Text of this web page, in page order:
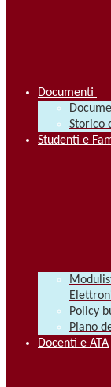
Documenti
Storico
Studenti e
Policy
Piano
Docenti e ATA